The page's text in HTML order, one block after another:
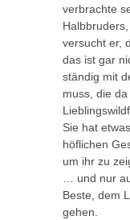
verbrachte
versucht er,
das ist gar
ständig mit
muss, die
Sie hat
höflichen
um ihr zu
… und nur
Beste, dem
gehen.